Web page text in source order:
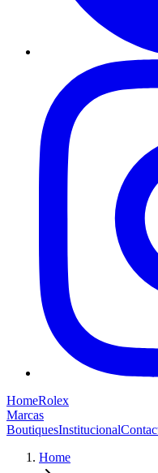
HomeRolex
Marcas
BoutiquesInstitucional
Home